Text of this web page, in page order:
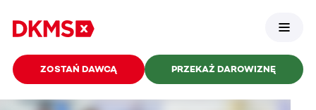
ZOSTAŃ DAWCĄ PRZEKAŻ DAROWIZNĘ